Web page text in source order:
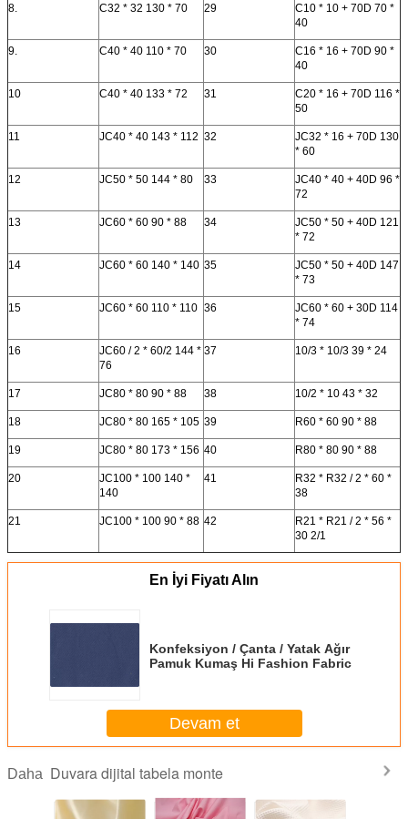
8. C32 * 32 130 * 70 29
C10 * 10 + 70D 70 *
40
9. C40 * 40 110 * 70 30
C16 * 16 + 70D 90 *
40
10 C40 * 40 133 * 72 31
C20 * 16 + 70D 116 *
50
11 JC40 * 40 143 * 112 32
JC32 * 16 + 70D 130
* 60
12 JC50 * 50 144 * 80 33
JC40 * 40 + 40D 96 *
72
13 JC60 * 60 90 * 88 34
JC50 * 50 + 40D 121
* 72
14 JC60 * 60 140 * 140 35
JC50 * 50 + 40D 147
* 73
15 JC60 * 60 110 * 110 36
JC60 * 60 + 30D 114
* 74
16
JC60 / 2 * 60/2 144 *
76
37 10/3 * 10/3 39 * 24
17 JC80 * 80 90 * 88 38 10/2 * 10 43 * 32
18 JC80 * 80 165 * 105 39 R60 * 60 90 * 88
19 JC80 * 80 173 * 156 40 R80 * 80 90 * 88
20
JC100 * 100 140 *
140
41
R32 * R32 / 2 * 60 *
38
21 JC100 * 100 90 * 88 42
R21 * R21 / 2 * 56 *
30 2/1
En İyi Fiyatı Alın
Konfeksiyon / Çanta / Yatak Ağır
Pamuk Kumaş Hi Fashion Fabric
Devam et
Daha Duvara dijital tabela monte